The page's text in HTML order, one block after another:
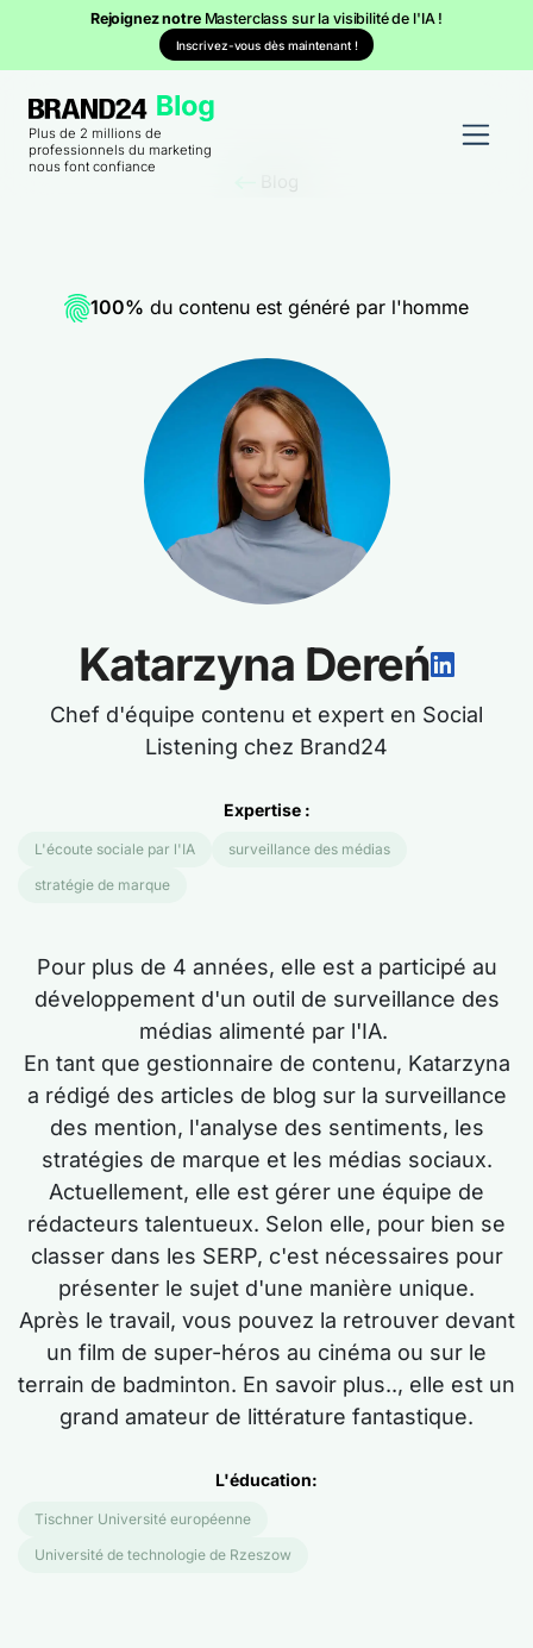
Rejoignez notre Masterclass sur la visibilité de l'IA !
Inscrivez-vous dès maintenant !
Plus de 2 millions de
professionnels du marketing
nous font confiance
100% du contenu est généré par l'homme
Katarzyna Dereń
Chef d'équipe contenu et expert en Social
Listening chez Brand24
Expertise :
L'écoute sociale par l'IA
surveillance des médias
stratégie de marque
Pour plus de 4 années, elle esta participé au
développement d'un outil de surveillance des
médias alimenté par l'IA.
En tant que gestionnaire de contenu, Katarzyna
a rédigé des articles de blog sur la surveillance
des mention, l'analyse des sentiments, les
stratégies de marque et les médias sociaux.
Actuellement, elle est gérer une équipe de
rédacteurs talentueux. Selon elle, pour bien se
classer dans les SERP, c'estnécessaires pour
présenter le sujet d'une manière unique.
Après le travail, vous pouvez la retrouver devant
un film de super-héros au cinéma ou sur le
terrain de badminton. En savoir plus.., elle est un
grand amateur de littérature fantastique.
L'éducation:
Tischner Université européenne
Université de technologie de Rzeszow